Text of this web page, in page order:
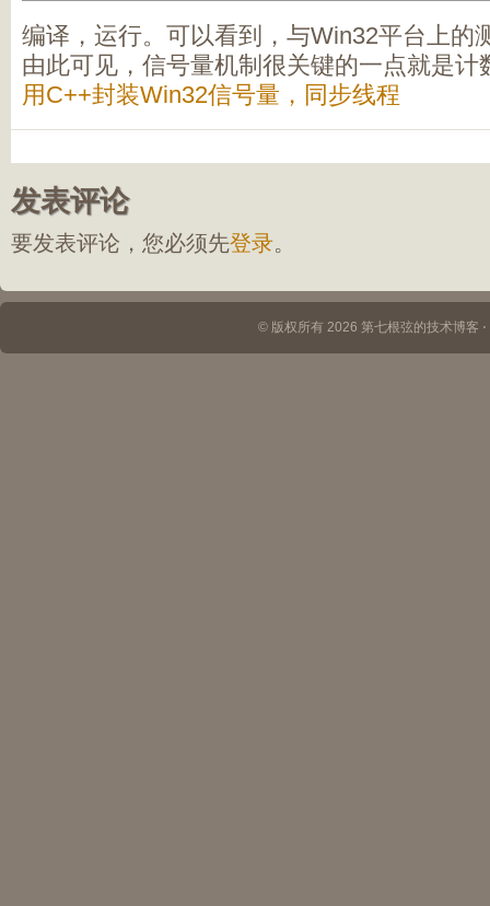
编译，运行。可以看到，与Win32平台上的
由此可见，信号量机制很关键的一点就是计
用C++封装Win32信号量，同步线程
发表评论
要发表评论，您必须先登录。
© 版权所有 2026 第七根弦的技术博客